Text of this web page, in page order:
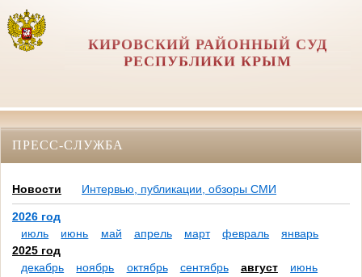
КИРОВСКИЙ РАЙОННЫЙ СУД
РЕСПУБЛИКИ КРЫМ
ПРЕСС-СЛУЖБА
Новости Интервью, публикации, обзоры СМИ
2026 год
июль
июнь май апрель март февраль
январь
2025 год
декабрь
ноябрь октябрь сентябрь август
июнь